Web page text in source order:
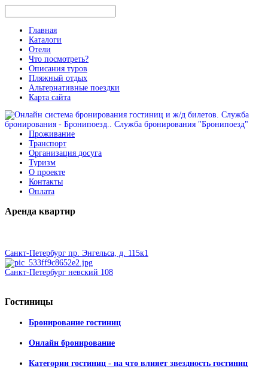
Главная
Каталоги
Отели
Что посмотреть?
Описания туров
Пляжный отдых
Альтернативные поездки
Карта сайта
Проживание
Транспорт
Организация досуга
Туризм
О проекте
Контакты
Оплата
Аренда квартир
Санкт-Петербург пр. Энгельса, д. 115к1
Санкт-Петербург невский 108
Гостиницы
Бронирование гостиниц
Онлайн бронирование
Категории гостиниц - на что влияет звездность гостиниц